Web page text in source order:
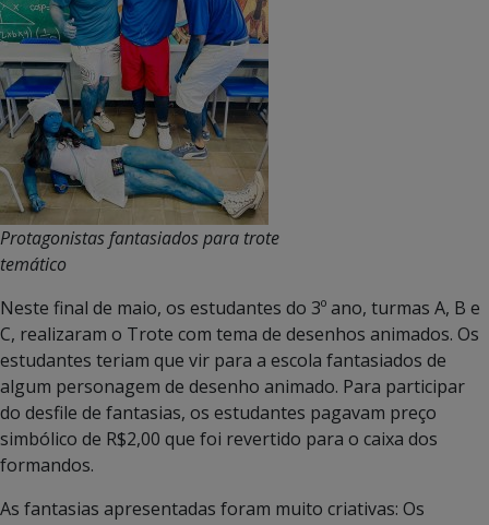
Protagonistas fantasiados para trote
temático
Neste final de maio, os estudantes do 3º ano, turmas A, B e
C, realizaram o Trote com tema de desenhos animados. Os
estudantes teriam que vir para a escola fantasiados de
algum personagem de desenho animado. Para participar
do desfile de fantasias, os estudantes pagavam preço
simbólico de R$2,00 que foi revertido para o caixa dos
formandos.
As fantasias apresentadas foram muito criativas: Os